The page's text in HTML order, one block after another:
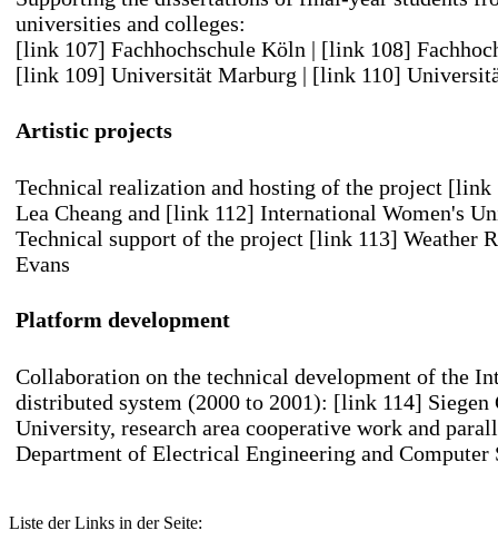
universities and colleges:
[link 107] Fachhochschule Köln | [link 108]
[link 109] Universität Marburg | [link 110]
Artistic projects
Technical realization and hosting of the project [link
Lea Cheang and [link 112] International Women's
Technical support of the project [link 113] Weather
Evans
Platform development
Collaboration on the technical development of the
distributed system (2000 to 2001): [link 114] Siegen
University, research area cooperative work and
Department of Electrical Engineering and Computer
Liste der Links in der Seite: